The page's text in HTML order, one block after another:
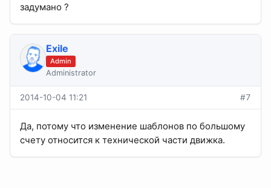
задумано ?
Exile
Admin
Administrator
2014-10-04 11:21 #7
Да, потому что изменение шаблонов по большому
счету относится к технической части движка.